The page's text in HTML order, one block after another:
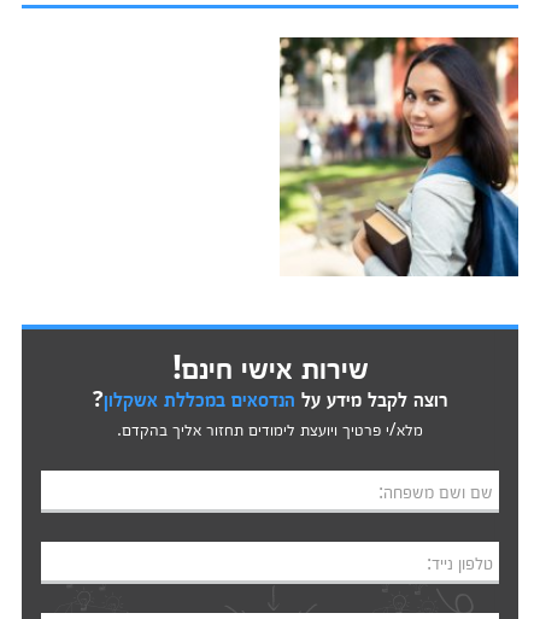
שירות אישי חינם!
רוצה לקבל מידע על הנדסאים במכללת אשקלון?
מלא/י פרטיך ויועצת לימודים תחזור אליך בהקדם.
שם ושם משפחה:
טלפון נייד: